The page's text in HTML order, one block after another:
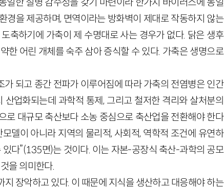
경을 제공하며, 면역이라는 방화벽이 제대로 작동하지 않는
축하기에 가축이 제 수명대로 사는 경우가 없다. 닭은 생후
한 어린 개체를 숙주 삼아 증식할 수 있다. 가축은 생명으로
되고 종간 전파가 이루어짐에 따라 가축의 전염병은 인간
업화되는데 과학적 통제, 그리고 철저한 격리와 살처분의
로 대규모 축산보다 소농 중심으로 축산업을 전환해야 한다
델이 아니라 지역의 물리적, 사회적, 역학적 조건에 유연하
다”(135면)는 것이다. 이는 자본-공장식 축산-과학의 공모
을 의미한다.
장악하고 있다. 이 때문에 지식을 생산하고 대응해야 하는